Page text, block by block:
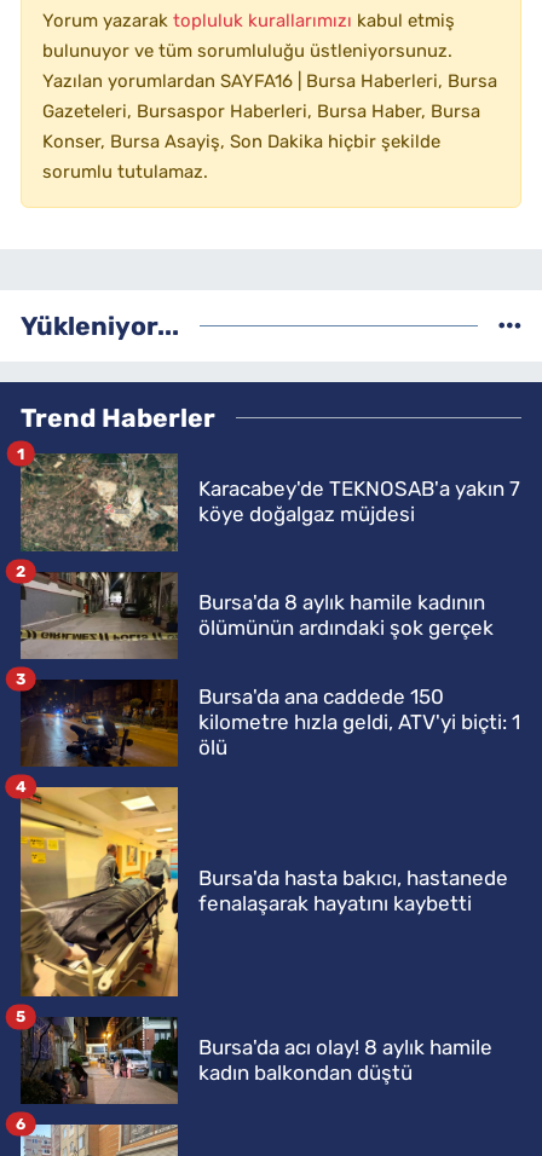
Yorum yazarak topluluk kurallarımızı kabul etmiş
bulunuyor ve tüm sorumluluğu üstleniyorsunuz.
Yazılan yorumlardan SAYFA16 | Bursa Haberleri, Bursa
Gazeteleri, Bursaspor Haberleri, Bursa Haber, Bursa
Konser, Bursa Asayiş, Son Dakika hiçbir şekilde
sorumlu tutulamaz.
Yükleniyor...
Trend Haberler
Karacabey'de TEKNOSAB'a yakın 7
köye doğalgaz müjdesi
1
Bursa'da 8 aylık hamile kadının
ölümünün ardındaki şok gerçek
2
Bursa'da ana caddede 150
kilometre hızla geldi, ATV'yi biçti: 1
ölü
3
Bursa'da hasta bakıcı, hastanede
fenalaşarak hayatını kaybetti
4
Bursa'da acı olay! 8 aylık hamile
kadın balkondan düştü
5
6